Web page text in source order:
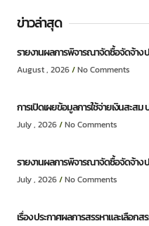
ข่าวล่าสุด
รายงานผลการพิจารณาจัดซื้อจัดจ้าง
August , 2026 No Comments
การเปิดเผยข้อมูลการใช้จ่ายเงินสะ
July , 2026 No Comments
รายงานผลการพิจารณาจัดซื้อจัดจ้าง
July , 2026 No Comments
เรื่อง ประกาศผลการสรรหาและเลือก